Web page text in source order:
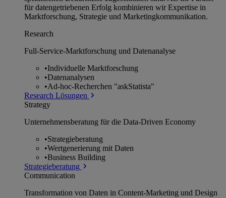
für datengetriebenen Erfolg kombinieren wir Expertise in
Marktforschung, Strategie und Marketingkommunikation.
Research
Full-Service-Marktforschung und Datenanalyse
•Individuelle Marktforschung
•Datenanalysen
•Ad-hoc-Recherchen "askStatista"
Research Lösungen
Strategy
Unternehmens­beratung für die Data-Driven Economy
•Strategieberatung
•Wertgenerierung mit Daten
•Business Building
Strategieberatung
Communication
Transformation von Daten in Content-Marketing und Design